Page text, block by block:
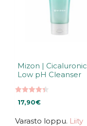
Mizon | Cicaluronic
Low pH Cleanser
5:stä
17,90€
Varasto loppu. Liity